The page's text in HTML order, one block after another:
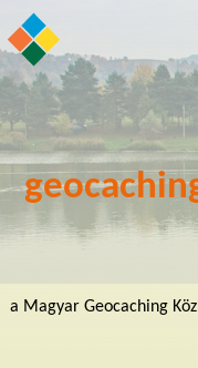
a Magyar Geocaching